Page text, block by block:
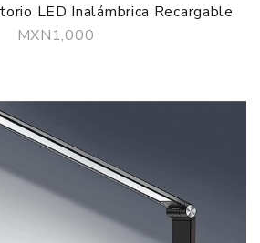
LED Inalámbrica Recargable
MXN1,000